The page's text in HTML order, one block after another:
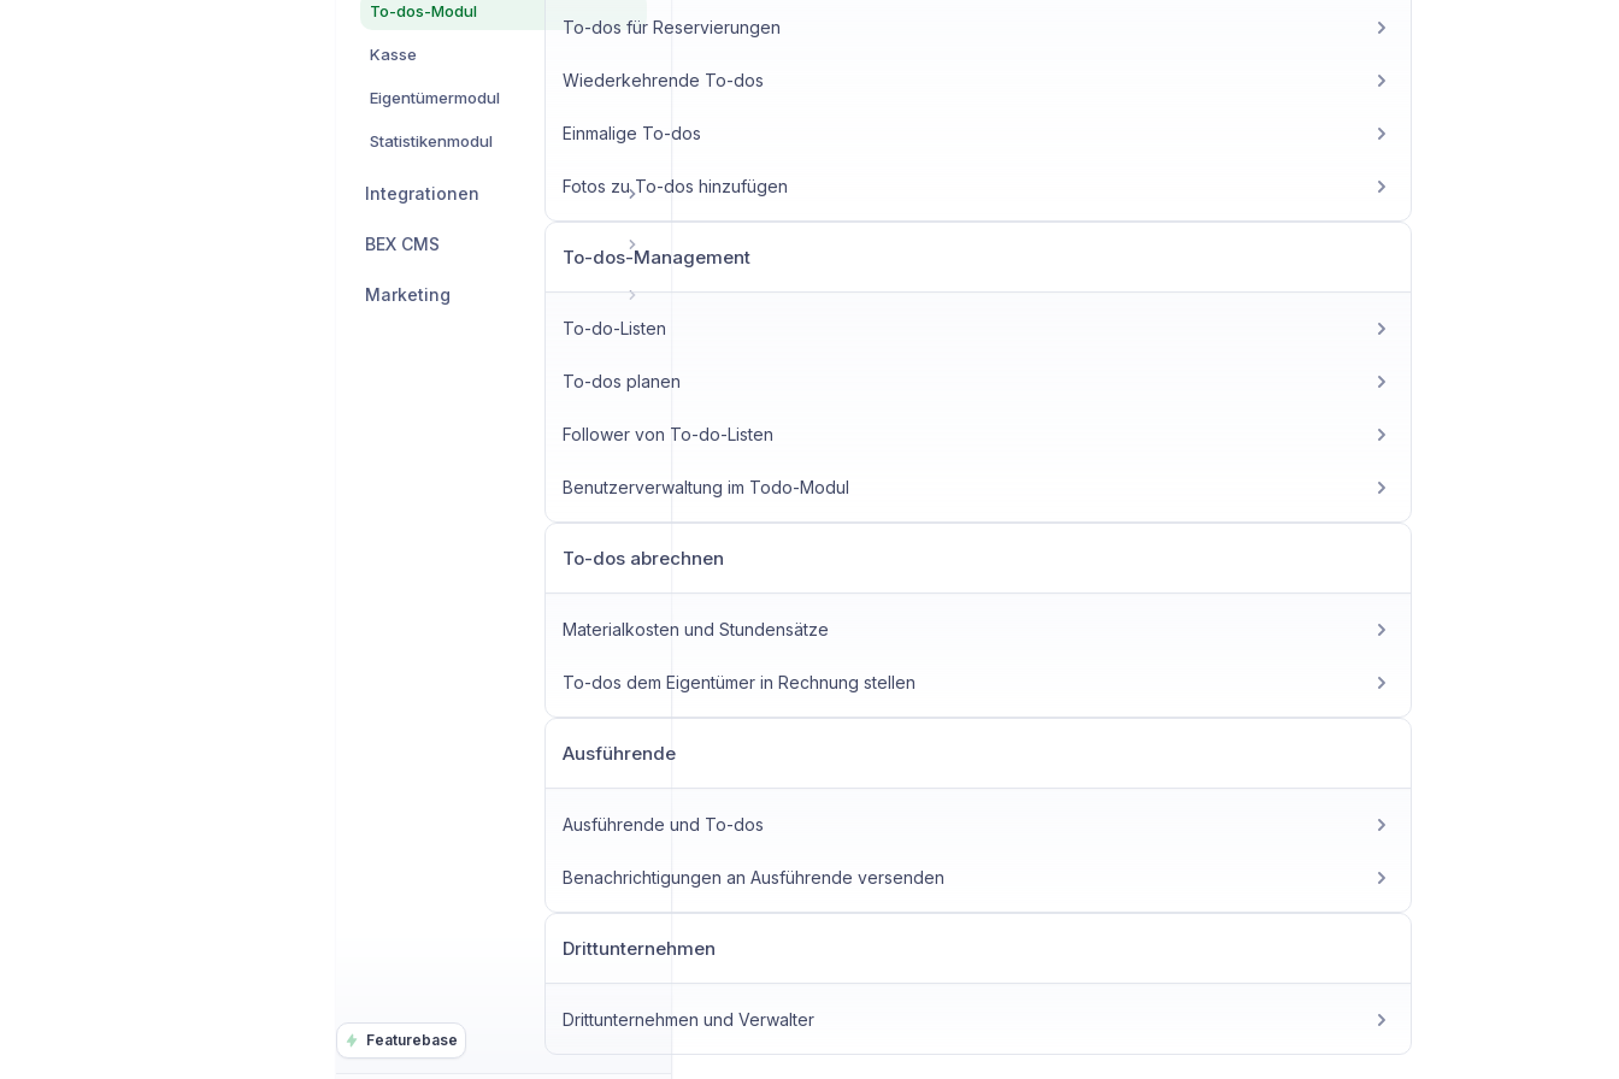
Featurebase
To-dos-Modul
Kasse
Eigentümermodul
Statistikenmodul
Integrationen
BEX CMS
Marketing
To-dos für Reservierungen
Wiederkehrende To-dos
Einmalige To-dos
Fotos zu To-dos hinzufügen
To-dos-Management
To-do-Listen
To-dos planen
Follower von To-do-Listen
Benutzerverwaltung im Todo-Modul
To-dos abrechnen
Materialkosten und Stundensätze
To-dos dem Eigentümer in Rechnung stellen
Ausführende
Ausführende und To-dos
Benachrichtigungen an Ausführende versenden
Drittunternehmen
Drittunternehmen und Verwalter